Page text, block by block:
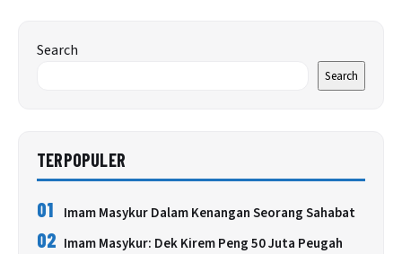
Search
Search
TERPOPULER
01 Imam Masykur Dalam Kenangan Seorang Sahabat
02 Imam Masykur: Dek Kirem Peng 50 Juta Peugah